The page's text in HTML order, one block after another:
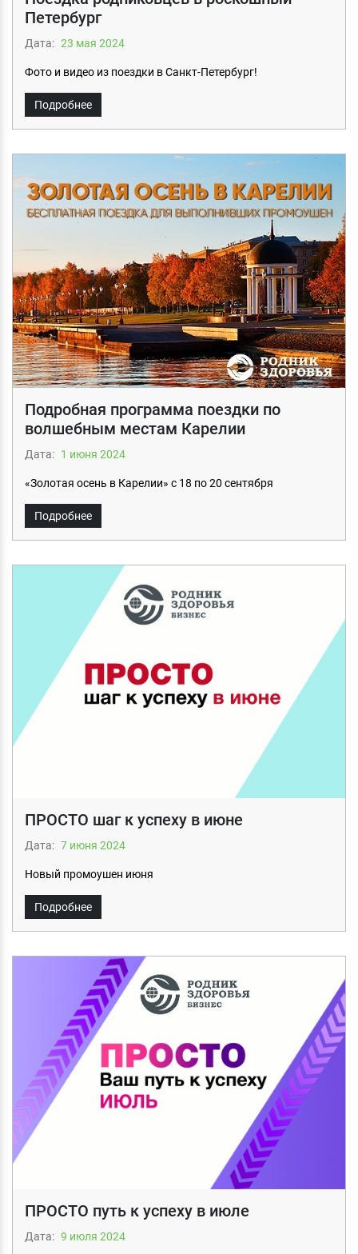
Петербург
Дата: 23 мая 2024
Фото и видео из поездки в Санкт-Петербург!
Подробнее
Подробная программа поездки по
волшебным местам Карелии
Дата: 1 июня 2024
«Золотая осень в Карелии» с 18 по 20 сентября
Подробнее
ПРОСТО шаг к успеху в июне
Дата: 7 июня 2024
Новый промоушен июня
Подробнее
ПРОСТО путь к успеху в июле
Дата: 9 июля 2024